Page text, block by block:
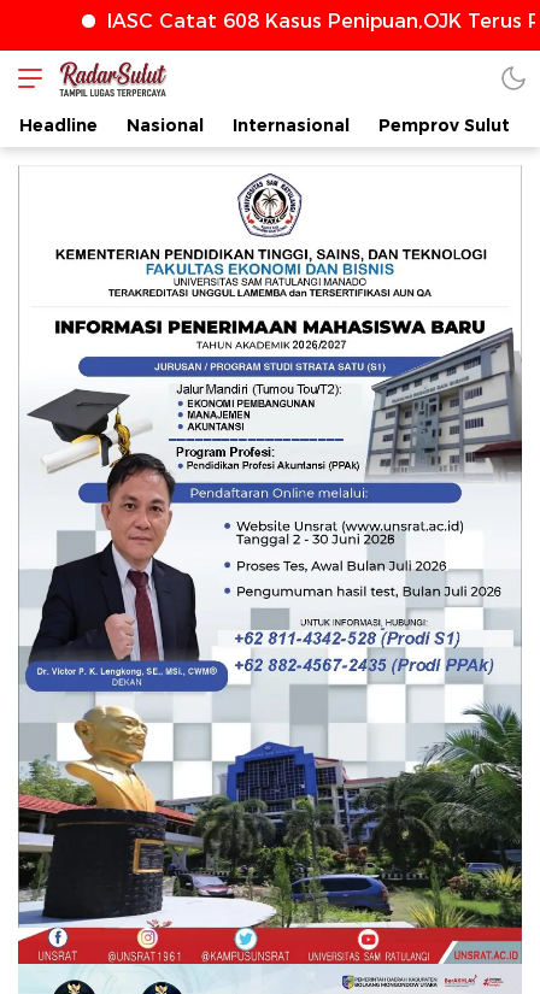
IASC Catat 608 Kasus Penipuan,OJK Terus
Headline Nasional Internasional Pemprov Sulut